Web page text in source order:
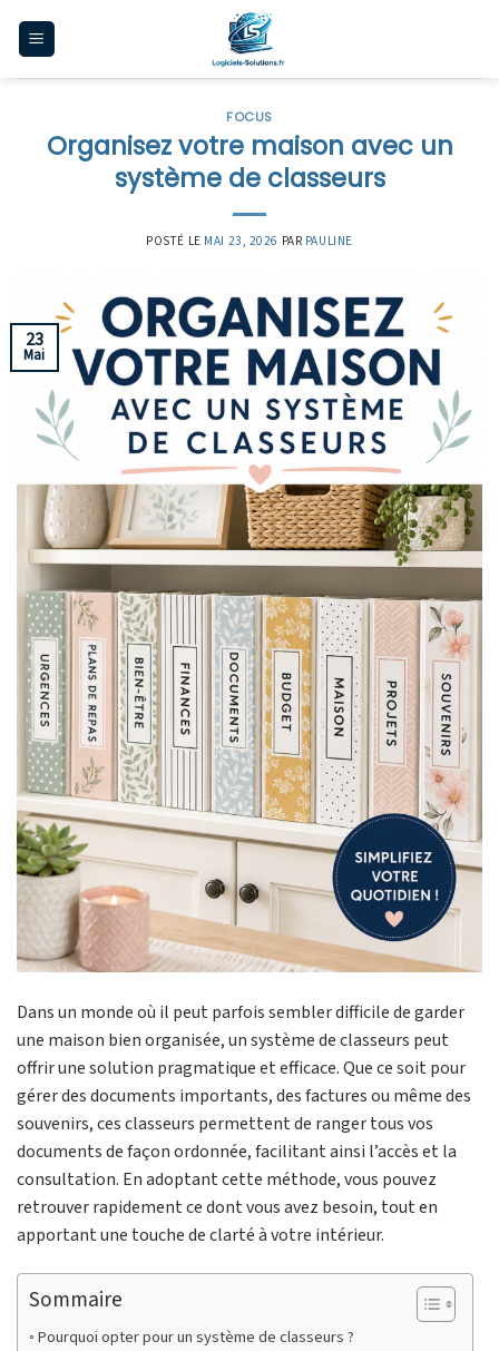
FOCUS
Organisez votre maison avec un
système de classeurs
POSTÉ LE MAI 23, 2026 PAR PAULINE
23
Mai
Dans un monde où il peut parfois sembler difficile de garder
une maison bien organisée, un système de classeurs peut
offrir une solution pragmatique et efficace. Que ce soit pour
gérer des documents importants, des factures ou même des
souvenirs, ces classeurs permettent de ranger tous vos
documents de façon ordonnée, facilitant ainsi l’accès et la
consultation. En adoptant cette méthode, vous pouvez
retrouver rapidement ce dont vous avez besoin, tout en
apportant une touche de clarté à votre intérieur.
Sommaire
Pourquoi opter pour un système de classeurs ?